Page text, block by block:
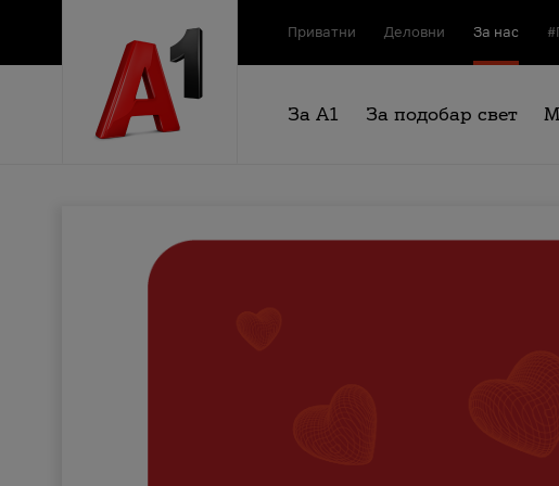
Приватни Деловни За нас
За А1 За подобар свет